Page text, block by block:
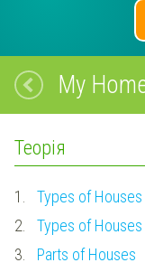
My
Теорія
1.
Types of Houses
2.
Types of Houses
3.
Parts of Houses